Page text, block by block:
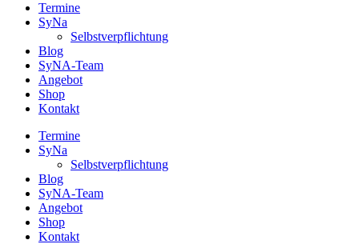
Termine
SyNa
Selbstverpflichtung
Blog
SyNA-Team
Angebot
Shop
Kontakt
Termine
SyNa
Selbstverpflichtung
Blog
SyNA-Team
Angebot
Shop
Kontakt